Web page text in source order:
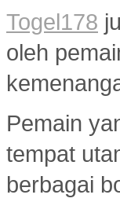
Togel178
oleh
Pemain
tempat
berbagai